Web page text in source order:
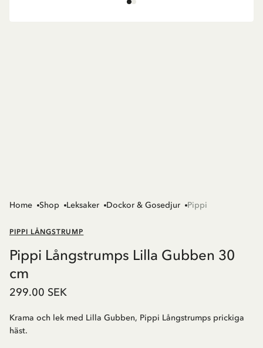
Home Shop Leksaker Dockor & Gosedjur Pippi
PIPPI LÅNGSTRUMP
Pippi Långstrumps Lilla Gubben 30
cm
299.00 SEK
Krama och lek med Lilla Gubben, Pippi Långstrumps prickiga
häst.